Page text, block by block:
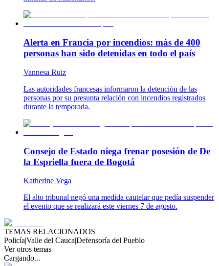
Alerta en Francia por incendios: más de 400
personas han sido detenidas en todo el país
Vannesa Ruiz
Las autoridades francesas informaron la detención de las
personas por su presunta relación con incendios registrados
durante la temporada.
Consejo de Estado niega frenar posesión de De
la Espriella fuera de Bogotá
Katherine Vega
El alto tribunal negó una medida cautelar que pedía suspender
el evento que se realizará este viernes 7 de agosto.
TEMAS RELACIONADOS
Policía|Valle del Cauca|Defensoría del Pueblo
Ver otros temas
Cargando...